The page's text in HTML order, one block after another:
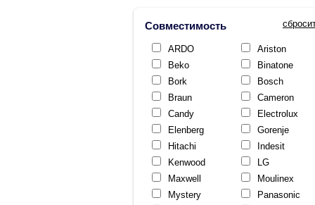
Совместимость
ARDO
Ariston
Beko
Binatone
Bork
Bosch
Braun
Cameron
Candy
Electrolux
Elenberg
Gorenje
Hitachi
Indesit
Kenwood
LG
Maxwell
Moulinex
Mystery
Panasonic